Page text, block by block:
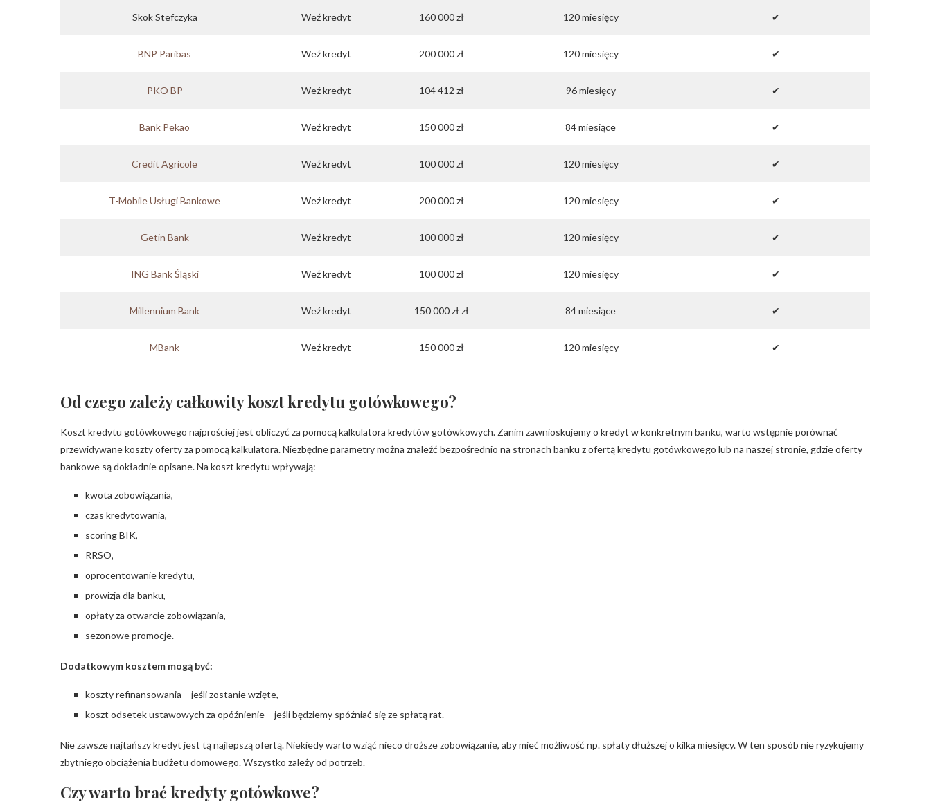
Skok Stefczyka Weź kredyt 160 000 zł 120 miesięcy ✔
BNP Paribas Weź kredyt 200 000 zł 120 miesięcy ✔
PKO BP Weź kredyt 104 412 zł 96 miesięcy ✔
Bank Pekao Weź kredyt 150 000 zł 84 miesiące ✔
Credit Agricole Weź kredyt 100 000 zł 120 miesięcy ✔
T-Mobile Usługi Bankowe Weź kredyt 200 000 zł 120 miesięcy ✔
Getin Bank Weź kredyt 100 000 zł 120 miesięcy ✔
ING Bank Śląski Weź kredyt 100 000 zł 120 miesięcy ✔
Millennium Bank Weź kredyt 150 000 zł zł 84 miesiące ✔
MBank Weź kredyt 150 000 zł 120 miesięcy ✔
Od czego zależy całkowity koszt kredytu gotówkowego?
Koszt kredytu gotówkowego najprościej jest obliczyć za pomocą kalkulatora kredytów gotówkowych. Zanim zawnioskujemy o kredyt w konkretnym banku, warto wstępnie porównać
przewidywane koszty oferty za pomocą kalkulatora. Niezbędne parametry można znaleźć bezpośrednio na stronach banku z ofertą kredytu gotówkowego lub na naszej stronie, gdzie oferty
bankowe są dokładnie opisane. Na koszt kredytu wpływają:
kwota zobowiązania,
czas kredytowania,
scoring BIK,
RRSO,
oprocentowanie kredytu,
prowizja dla banku,
opłaty za otwarcie zobowiązania,
sezonowe promocje.
Dodatkowym kosztem mogą być:
koszty refinansowania – jeśli zostanie wzięte,
koszt odsetek ustawowych za opóźnienie – jeśli będziemy spóźniać się ze spłatą rat.
Nie zawsze najtańszy kredyt jest tą najlepszą ofertą. Niekiedy warto wziąć nieco droższe zobowiązanie, aby mieć możliwość np. spłaty dłuższej o kilka miesięcy. W ten sposób nie ryzykujemy
zbytniego obciążenia budżetu domowego. Wszystko zależy od potrzeb.
Czy warto brać kredyty gotówkowe?